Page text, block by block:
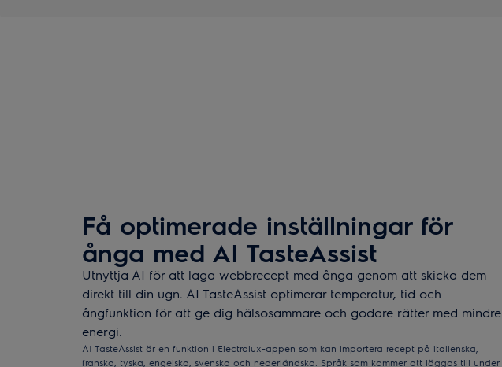
Få optimerade inställningar för
ånga med AI TasteAssist
Utnyttja AI för att laga webbrecept med ånga genom att skicka dem
direkt till din ugn. AI TasteAssist optimerar temperatur, tid och
ångfunktion för att ge dig hälsosammare och godare rätter med mindre
energi.
AI TasteAssist är en funktion i Electrolux-appen som kan importera recept på italienska,
franska, tyska, engelska, svenska och nederländska. Språk som kommer att läggas till under